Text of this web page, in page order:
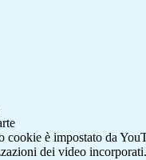
cookie è impostato da
dei video incorporati.